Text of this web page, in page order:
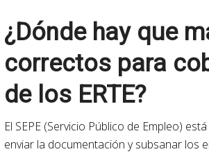
¿Dónde hay que
correctos para
de los ERTE?
El SEPE (Servicio Público de Empleo)
enviar la documentación y subsanar los